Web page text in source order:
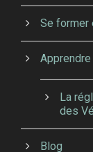
Se former
La
des
Blog